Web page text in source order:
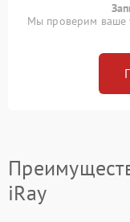
Мы проверим ваше
iRay